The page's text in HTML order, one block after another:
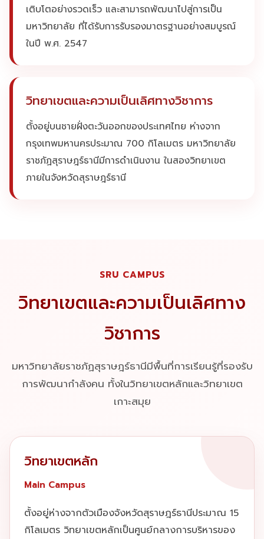
เติบโตอย่างรวดเร็ว และสามารถพัฒนาไปสู่การเป็น
มหาวิทยาลัย ที่ได้รับการรับรองมาตรฐานอย่างสมบูรณ์
ในปี พ.ศ. 2547
วิทยาเขตและความเป็นเลิศทางวิชาการ
ตั้งอยู่บนชายฝั่งตะวันออกของประเทศไทย ห่างจาก
กรุงเทพมหานครประมาณ 700 กิโลเมตร มหาวิทยาลัย
ราชภัฏสุราษฎร์ธานีมีการดำเนินงาน ในสองวิทยาเขต
ภายในจังหวัดสุราษฎร์ธานี
SRU CAMPUS
วิทยาเขตและความเป็นเลิศทาง
วิชาการ
มหาวิทยาลัยราชภัฏสุราษฎร์ธานีมีพื้นที่การเรียนรู้ที่รองรับ
การพัฒนากำลังคน ทั้งในวิทยาเขตหลักและวิทยาเขต
เกาะสมุย
วิทยาเขตหลัก
Main Campus
ตั้งอยู่ห่างจากตัวเมืองจังหวัดสุราษฎร์ธานีประมาณ 15
กิโลเมตร วิทยาเขตหลักเป็นศูนย์กลางการบริหารของ